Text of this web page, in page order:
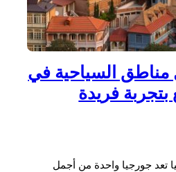
السياحية في
فريدة
تعد جورجيا واحدة من أجمل